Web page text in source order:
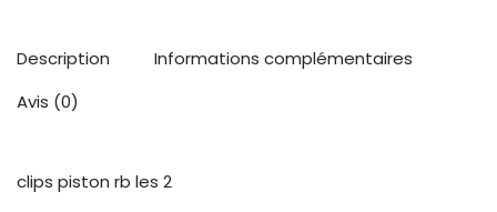
Description
Informations complémentaires
Avis (0)
clips piston rb les 2